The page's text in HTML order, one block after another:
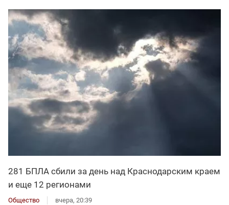
281 БПЛА сбили за день над Краснодарским краем
и еще 12 регионами
Общество вчера, 20:39